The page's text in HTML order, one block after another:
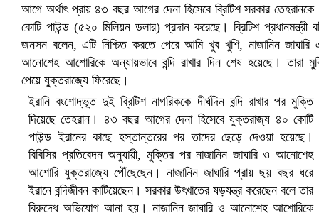
সৌদিতে ব্যাপক ধরপাকড়, এক সপ্তাহেই ২১ হাজারের বেশি গ্রেপ্তার
ইরানি বংশোদ্ভূত দুই ব্রিটিশ নাগরিককে দীর্ঘদিন বন্দি রাখার পর মুক্তি
দিয়েছে তেহরান। ৪৩ বছর আগের দেনা হিসেবে যুক্তরাজ্য ৪০ কোটি
পাউন্ড ইরানের কাছে হস্তান্তরের পর তাদের ছেড়ে দেওয়া হয়েছে।
বিবিসির প্রতিবেদন অনুযায়ী, মুক্তির পর নাজানিন জাঘারি ও আনোশেহ
আশোরি যুক্তরাজ্যে পৌঁছেছেন। নাজানিন জাঘারি প্রায় ছয় বছর ধরে
ইরানে বন্দিজীবন কাটিয়েছেন। সরকার উৎখাতের ষড়যন্ত্র করেছেন বলে তার
বিরুদ্ধে অভিযোগ আনা হয়। নাজানিন জাঘারি ও আনোশেহ আশোরিকে